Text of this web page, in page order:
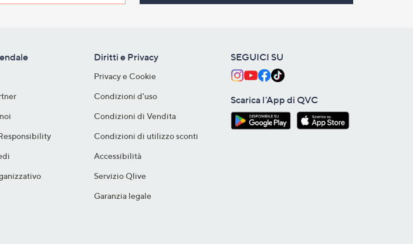
Diritti e Privacy
Privacy e Cookie
Condizioni d'uso
Condizioni di Vendita
Condizioni di utilizzo sconti
Accessibilità
Servizio Qlive
Garanzia legale
SEGUICI SU
Scarica l'App di QVC